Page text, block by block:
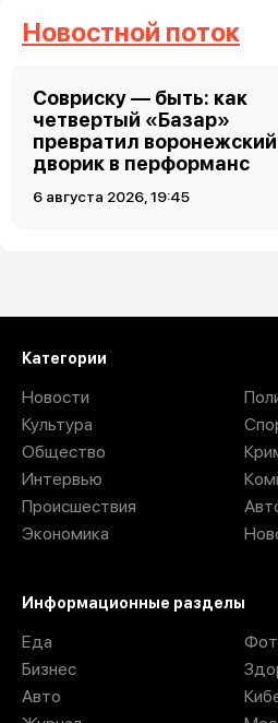
Новостной поток
Совриску — быть: как
четвертый «Базар»
превратил воронежский
дворик в перформанс
6 августа 2026, 19:45
Бесцеремонный
вынес косметику
камерой в